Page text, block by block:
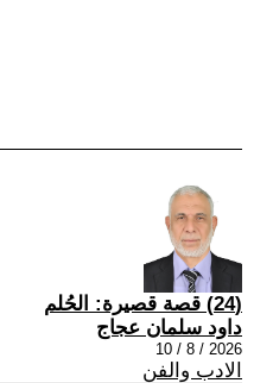
(24) قصة قصيرة: الحُلم
داود سلمان عجاج
2026 / 8 / 10
الادب والفن